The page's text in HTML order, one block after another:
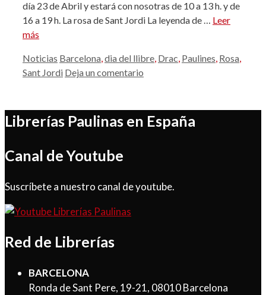
día 23 de Abril y estará con nosotras de 10 a 13 h. y de
16 a 19 h. La rosa de Sant Jordi La leyenda de … Leer
más
Categorías
Noticias Etiquetas
Barcelona,dia del llibre, Drac, Paulines, Rosa,
Sant Jordi Deja un comentario
Librerías Paulinas en España
Canal de Youtube
Suscríbete a nuestro canal de youtube.
Red de Librerías
BARCELONA
Ronda de Sant Pere, 19-21, 08010 Barcelona